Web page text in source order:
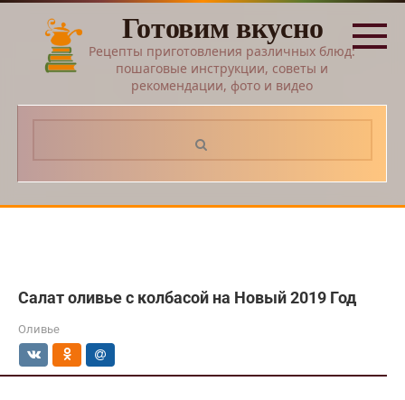
Перейти
контенту
Готовим вкусно
Рецепты приготовления различных блюд:
пошаговые инструкции, советы и
рекомендации, фото и видео
Салат оливье с колбасой на Новый 2019 Год
Оливье